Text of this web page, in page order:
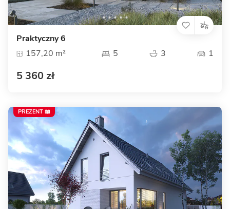
Praktyczny 6
157,20 m²
5 3 1
5 360 zł
PREZENT 📖